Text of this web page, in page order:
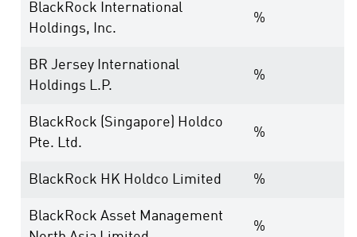
BlackRock International
Holdings, Inc.
%
BR Jersey International
Holdings L.P.
%
BlackRock (Singapore) Holdco
Pte. Ltd.
%
BlackRock HK Holdco Limited %
BlackRock Asset Management
%